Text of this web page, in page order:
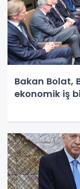
Bakan Bolat,
ekonomik iş